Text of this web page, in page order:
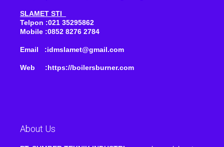
SLAMET STI
Telpon :021 35295862
Mobile :0852 8276 2784
Email :idmslamet@gmail.com
Web :https://boilersburner.com
About Us